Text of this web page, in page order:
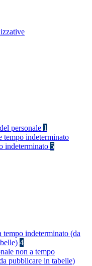
personale 1
tempo indeterminato
indeterminato 5
tempo indeterminato (da
4
non a tempo
pubblicare in tabelle)